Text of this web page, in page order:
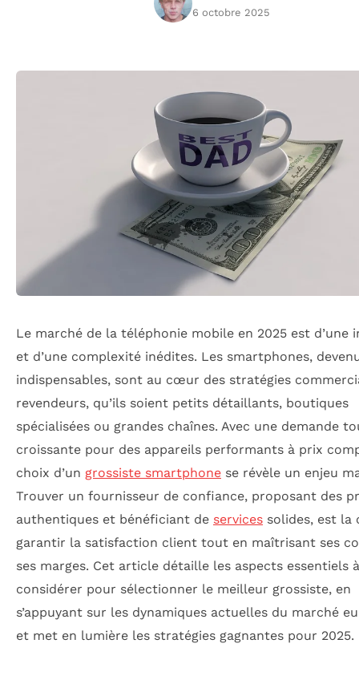
6 octobre 2025
Le marché de la téléphonie mobile en 2025 est d’une
et d’une complexité inédites. Les smartphones,
indispensables, sont au cœur des stratégies
revendeurs, qu’ils soient petits détaillants, boutiques
spécialisées ou grandes chaînes. Avec une demande
croissante pour des appareils performants à prix
choix d’un grossiste smartphone se révèle un enjeu
Trouver un fournisseur de confiance, proposant des
authentiques et bénéficiant de services solides, est la
garantir la satisfaction client tout en maîtrisant ses
ses marges. Cet article détaille les aspects essentiels à
considérer pour sélectionner le meilleur grossiste, en
s’appuyant sur les dynamiques actuelles du marché
et met en lumière les stratégies gagnantes pour 2025.